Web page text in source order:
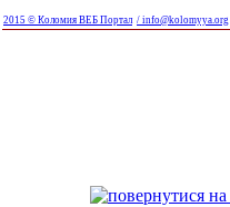
2015 © Коломия ВЕБ Портал / info@kolomyya.org